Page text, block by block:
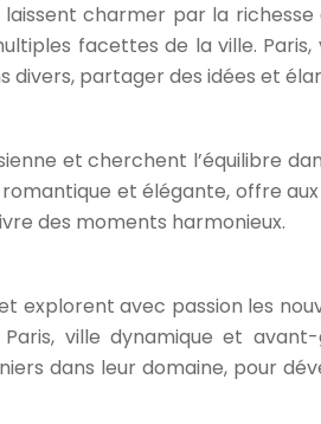
charmer par la
facettes de la ville.
partager des idées et
et cherchent l’équilibre
et élégante, offre
des moments harmonieux.
explorent avec passion les
ville dynamique et
dans leur domaine, pour